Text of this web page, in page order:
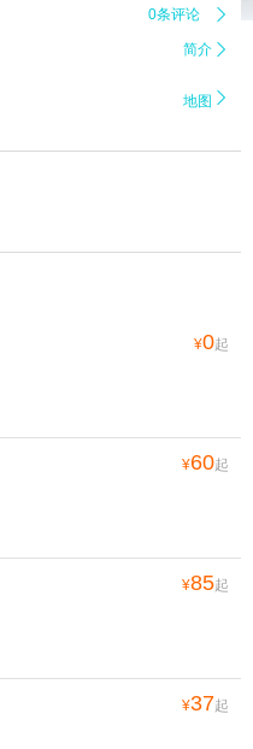
0条评论 
简介 
地图 
¥0起
¥60起
¥85起
¥37起